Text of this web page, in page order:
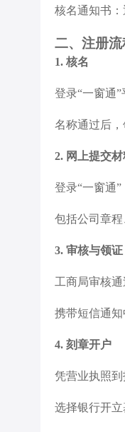
核名通知书：
二、注册
1. 核名
登录“一窗通”
名称通过后，
2. 网上提交
登录“一窗通”
包括公司章程
3. 审核与领证
工商局审核通
携带短信通
4. 刻章开户
凭营业执照到
选择银行开立